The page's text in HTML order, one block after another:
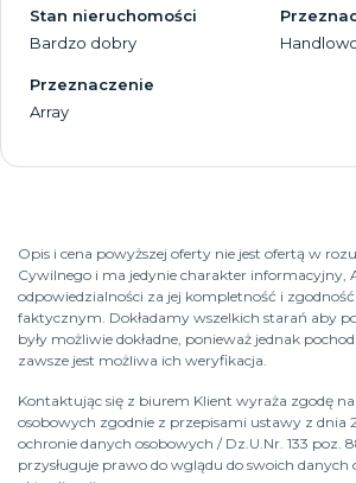
Stan nieruchomości
Bardzo dobry
Przeznaczenie
Array
Opis i cena powyższej oferty nie jest ofertą w
Cywilnego i ma jedynie charakter informacyjny,
odpowiedzialności za jej kompletność i
faktycznym. Dokładamy wszelkich starań aby
były możliwie dokładne, ponieważ jednak
zawsze jest możliwa ich weryfikacja.
Kontaktując się z biurem Klient wyraża zgodę
osobowych zgodnie z przepisami ustawy z dnia
ochronie danych osobowych / Dz.U.Nr. 133 poz.
przysługuje prawo do wglądu do swoich danych